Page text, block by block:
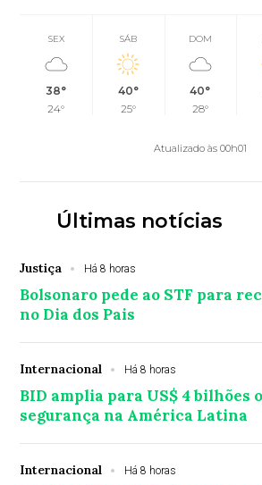
SEX
38°
24°
SÁB
40°
25°
DOM
40°
28°
Atualizado às 00h01
Últimas notícias
Justiça Há 8 horas
Bolsonaro pede ao STF para
no Dia dos Pais
Internacional Há 8 horas
BID amplia para US$ 4 bilhões
segurança na América Latina
Internacional Há 8 horas